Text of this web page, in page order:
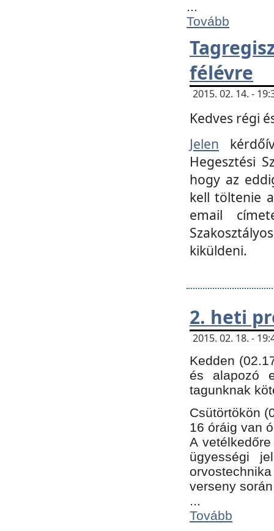
...
Tovább
félévre
2015. 02. 14. -
Kedves régi
Jelen
Hegesztési
hogy az
kell töltenie
email
kiküldeni.
2. heti
2015. 02. 18. -
Kedden
és alapozó
tagunknak
Csütörtökön
16 óráig van
A
ügyességi
verseny
...
Tovább